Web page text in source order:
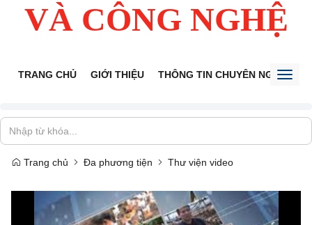
VÀ CÔNG NGHỆ
TRANG CHỦ GIỚI THIỆU THÔNG TIN CHUYÊN NGÀNH
Trang chủ Đa phương tiện Thư viện video